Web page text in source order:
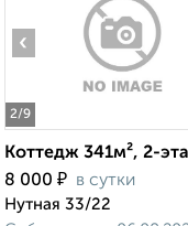
2/9
‹
Коттедж 341м², 2-
8 000 ₽ в сутки
Нутная 33/22